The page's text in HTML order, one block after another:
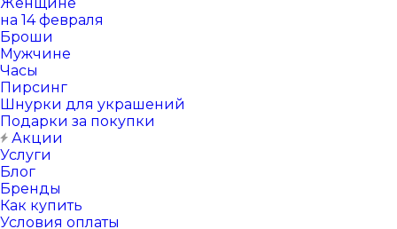
на 14 февраля
Броши
Мужчине
Часы
Пирсинг
Шнурки для украшений
Подарки за покупки
Акции
Услуги
Блог
Бренды
Как купить
Условия оплаты